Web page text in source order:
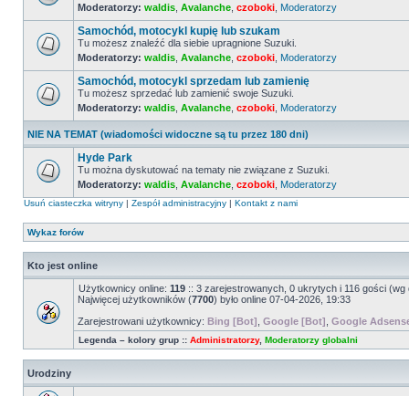
Nie
ma
nieprzeczytanych
postów
Moderatorzy: waldis Avalanche czoboki Moderatorzy
Nie
ma
nieprzeczytanych
postów
Samochód, motocykl kupię lub szukam
Tu możesz znaleźć dla siebie upragnione Suzuki.
Moderatorzy: waldis Avalanche czoboki Moderatorzy
Nie
ma
nieprzeczytanych
postów
Samochód, motocykl sprzedam lub zamienię
Tu możesz sprzedać lub zamienić swoje Suzuki.
Moderatorzy: waldis Avalanche czoboki Moderatorzy
NIE NA TEMAT (wiadomości widoczne są tu przez 180 dni)
Nie
ma
nieprzeczytanych
Hyde Park
Tu można dyskutować na tematy nie związane z Suzuki.
Moderatorzy: waldis Avalanche czoboki Moderatorzy
Usuń ciasteczka witryny | Zespół administracyjny | Kontakt z nami
Wykaz forów
Kto jest online
Użytkownicy online: 119 :: 3 zarejestrowanych, 0 ukrytych i 116 gości
Najwięcej użytkowników (7700) było online 07-04-2026, 19:33
Zarejestrowani użytkownicy: Bing [Bot] Google [Bot] Google
Legenda – kolory grup :: Administratorzy, Moderatorzy globalni
Urodziny